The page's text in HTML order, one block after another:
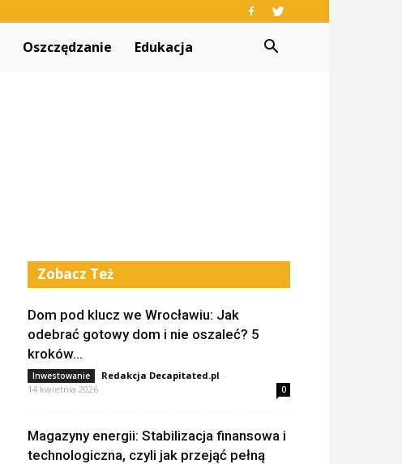
Oszczędzanie Edukacja
Zobacz Też
Dom pod klucz we Wrocławiu: Jak
odebrać gotowy dom i nie oszaleć? 5
kroków...
Inwestowanie Redakcja Decapitated.pl -
14 kwietnia 2026
0
Magazyny energii: Stabilizacja finansowa i
technologiczna, czyli jak przejąć pełną